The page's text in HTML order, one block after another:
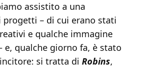
assistito a una
progetti – di cui erano stati
e qualche immagine
e, qualche giorno fa, è stato
si tratta di Robins,